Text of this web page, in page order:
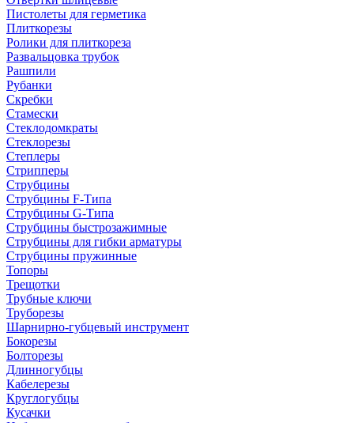
Пистолеты для герметика
Плиткорезы
Ролики для плиткореза
Развальцовка трубок
Рашпили
Рубанки
Скребки
Стамески
Стеклодомкраты
Стеклорезы
Степлеры
Стрипперы
Струбцины
Струбцины F-Типа
Струбцины G-Типа
Струбцины быстрозажимные
Струбцины для гибки арматуры
Струбцины пружинные
Топоры
Трещотки
Трубные ключи
Труборезы
Шарнирно-губцевый инструмент
Бокорезы
Болторезы
Длинногубцы
Кабелерезы
Круглогубцы
Кусачки